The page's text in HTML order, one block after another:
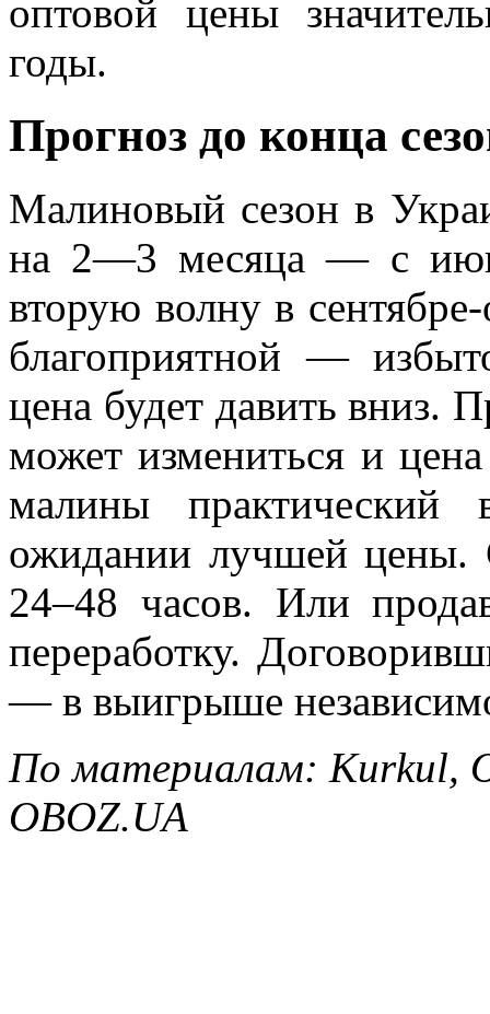
оптовой цены
годы.
Прогноз до конца
Малиновый сезон в
на 2—3 месяца — с
вторую волну в
благоприятной —
цена будет давить вниз.
может измениться и
малины
ожидании лучшей цены.
24–48 часов. Или
переработку.
— в выигрыше
По материалам: Kurkul,
OBOZ.UA